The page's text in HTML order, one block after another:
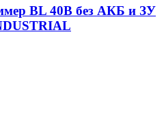
BL 40В без АКБ и ЗУ